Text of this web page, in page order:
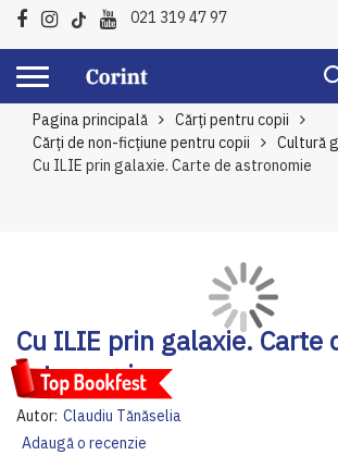
021 319 47 97
Pagina principală
Cărți pentru copii
Cărți de non-ficțiune pentru copii
Cultură
Cu ILIE prin galaxie. Carte de astronomie
Cu ILIE prin galaxie. Carte
astronomie
Autor: Claudiu Tănăselia
Adaugă o recenzie
to
the
end
of
the
images